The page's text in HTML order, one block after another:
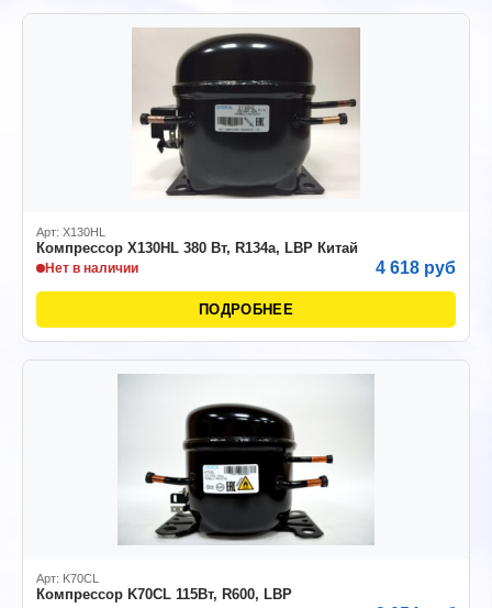
Арт: X130HL
Компрессор X130HL 380 Вт, R134а, LBP Китай
Нет в наличии 4 618 руб
ПОДРОБНЕЕ
Арт: K70CL
Компрессор K70CL 115Вт, R600, LBP